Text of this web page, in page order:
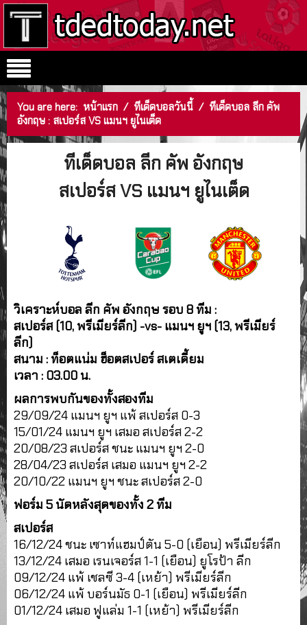
You are here: หน้าแรก / ทีเด็ดบอลวันนี้ / ทีเด็ดบอล ลีก คัพ
อังกฤษ : สเปอร์ส VS แมนฯ ยูไนเต็ด
ทีเด็ดบอล ลีก คัพ อังกฤษ
สเปอร์ส VS แมนฯ ยูไนเต็ด
วิเคราะห์บอล ลีก คัพ อังกฤษ รอบ 8 ทีม :
สเปอร์ส (10, พรีเมียร์ลีก) -vs- แมนฯ ยูฯ (13, พรีเมียร์
ลีก)
สนาม : ท็อตแน่ม ฮ็อตสเปอร์ สเตเดี้ยม
เวลา : 03.00 น.
ผลการพบกันของทั้งสองทีม
29/09/24 แมนฯ ยูฯ แพ้ สเปอร์ส 0-3
15/01/24 แมนฯ ยูฯ เสมอ สเปอร์ส 2-2
20/08/23 สเปอร์ส ชนะ แมนฯ ยูฯ 2-0
28/04/23 สเปอร์ส เสมอ แมนฯ ยูฯ 2-2
20/10/22 แมนฯ ยูฯ ชนะ สเปอร์ส 2-0
ฟอร์ม 5 นัดหลังสุดของทั้ง 2 ทีม
สเปอร์ส
16/12/24 ชนะ เซาท์แฮมป์ตัน 5-0 (เยือน) พรีเมียร์ลีก
13/12/24 เสมอ เรนเจอร์ส 1-1 (เยือน) ยูโรป้า ลีก
09/12/24 แพ้ เชลซี 3-4 (เหย้า) พรีเมียร์ลีก
06/12/24 แพ้ บอร์นมัธ 0-1 (เยือน) พรีเมียร์ลีก
01/12/24 เสมอ ฟูแล่ม 1-1 (เหย้า) พรีเมียร์ลีก